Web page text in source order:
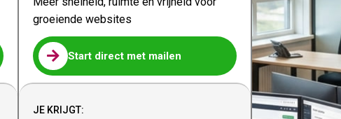
groeiende websites
 Start direct met mailen
JE KRIJGT: